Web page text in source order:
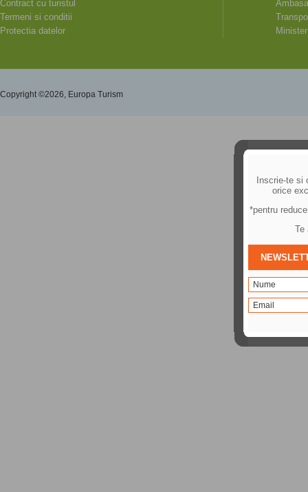
Contract cu turistul
Termeni si conditii
Protectia datelor
Copyright ©2026, Europa Turism